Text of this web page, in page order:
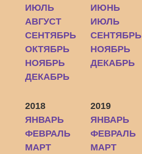
ИЮЛЬ
АВГУСТ
СЕНТЯБРЬ
ОКТЯБРЬ
НОЯБРЬ
ДЕКАБРЬ
ИЮНЬ
ИЮЛЬ
СЕНТЯБРЬ
НОЯБРЬ
ДЕКАБРЬ
2018
ЯНВАРЬ
ФЕВРАЛЬ
МАРТ
2019
ЯНВАРЬ
ФЕВРАЛЬ
МАРТ